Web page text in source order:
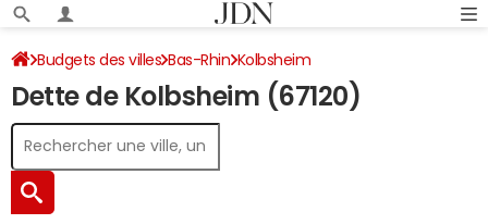
Budgets des villes Bas-Rhin Kolbsheim
Dette au 31/12/2024
Dette de Kolbsheim (67120)